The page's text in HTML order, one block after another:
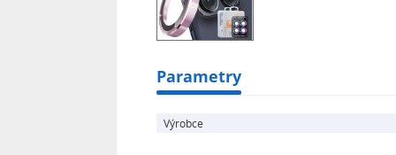
Parametry
Výrobce